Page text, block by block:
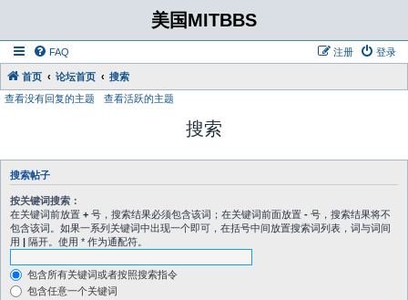
美国MITBBS
FAQ 登录
注册
首页 论坛首页
搜索
查看没有回复的主题
查看活跃的主题
搜索
搜索帖子
按关键词搜索：
在关键词前放置 + 号，搜索结果必须包含该词；在关键词前面放置 - 号，搜索结果将不
包含该词。如果一系列关键词中出现一个即可，在括号中间放置搜索词列表，词与词间
用 | 隔开。使用 * 作为通配符。
包含所有关键词或者按照搜索指令
包含任意一个关键词